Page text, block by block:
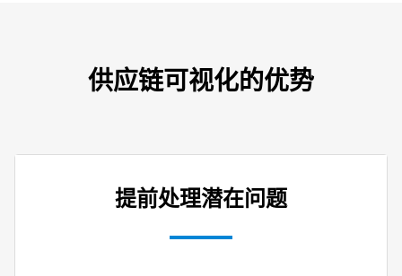
供应链可视化的优势
提前处理潜在问题